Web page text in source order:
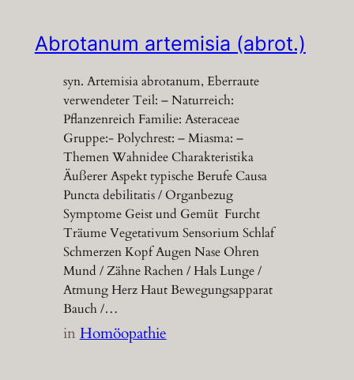
Abrotanum artemisia (abrot.)
syn. Artemisia abrotanum, Eberraute
verwendeter Teil: – Naturreich:
Pflanzenreich Familie: Asteraceae
Gruppe:- Polychrest: – Miasma: –
Themen Wahnidee Charakteristika
Äußerer Aspekt typische Berufe Causa
Puncta debilitatis / Organbezug
Symptome Geist und Gemüt Furcht
Träume Vegetativum Sensorium Schlaf
Schmerzen Kopf Augen Nase Ohren
Mund / Zähne Rachen / Hals Lunge /
Atmung Herz Haut Bewegungsapparat
Bauch /…
inHomöopathie